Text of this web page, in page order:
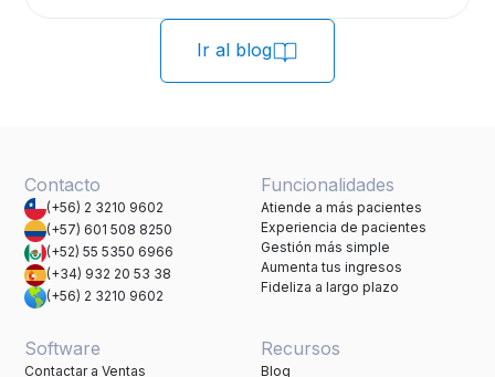
Ir al blog
Contacto
(+56) 2 3210 9602
(+57) 601 508 8250
(+52) 55 5350 6966
(+34) 932 20 53 38
(+56) 2 3210 9602
Funcionalidades
Atiende a más pacientes
Experiencia de pacientes
Gestión más simple
Aumenta tus ingresos
Fideliza a largo plazo
Software
Contactar a Ventas
Recursos
Blog